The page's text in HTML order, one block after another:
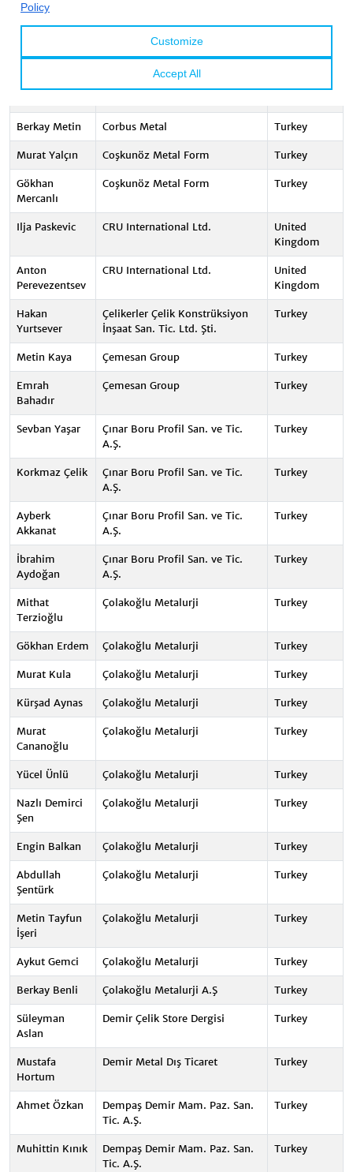
M. Can Orhan
Cofralux SA
Corbus Metal
Berkay Metin Corbus Metal Turkey
Murat Yalçın Coşkunöz Metal Form Turkey
Gökhan
Mercanlı
Coşkunöz Metal Form Turkey
Ilja Paskevic CRU International Ltd.
United
Kingdom
Anton
Perevezentsev
CRU International Ltd.
United
Kingdom
Hakan
Yurtsever
Çelikerler Çelik Konstrüksiyon
İnşaat San. Tic. Ltd. Şti.
Turkey
Metin Kaya Çemesan Group Turkey
Emrah
Bahadır
Çemesan Group Turkey
Sevban Yaşar
Çınar Boru Profil San. ve Tic.
A.Ş.
Turkey
Korkmaz Çelik
Çınar Boru Profil San. ve Tic.
A.Ş.
Turkey
Ayberk
Akkanat
Çınar Boru Profil San. ve Tic.
A.Ş.
Turkey
İbrahim
Aydoğan
Çınar Boru Profil San. ve Tic.
A.Ş.
Turkey
Mithat
Terzioğlu
Çolakoğlu Metalurji Turkey
Gökhan Erdem Çolakoğlu Metalurji Turkey
Murat Kula Çolakoğlu Metalurji Turkey
Kürşad Aynas Çolakoğlu Metalurji Turkey
Murat
Cananoğlu
Çolakoğlu Metalurji Turkey
Yücel Ünlü Çolakoğlu Metalurji Turkey
Nazlı Demirci
Şen
Çolakoğlu Metalurji Turkey
Engin Balkan Çolakoğlu Metalurji Turkey
Abdullah
Şentürk
Çolakoğlu Metalurji Turkey
Metin Tayfun
İşeri
Çolakoğlu Metalurji Turkey
Aykut Gemci Çolakoğlu Metalurji Turkey
Berkay Benli Çolakoğlu Metalurji A.Ş Turkey
Süleyman
Aslan
Demir Çelik Store Dergisi Turkey
Mustafa
Hortum
Demir Metal Dış Ticaret Turkey
Ahmet Özkan
Dempaş Demir Mam. Paz. San.
Tic. A.Ş.
Turkey
Muhittin Kınık
Dempaş Demir Mam. Paz. San.
Tic. A.Ş.
Turkey